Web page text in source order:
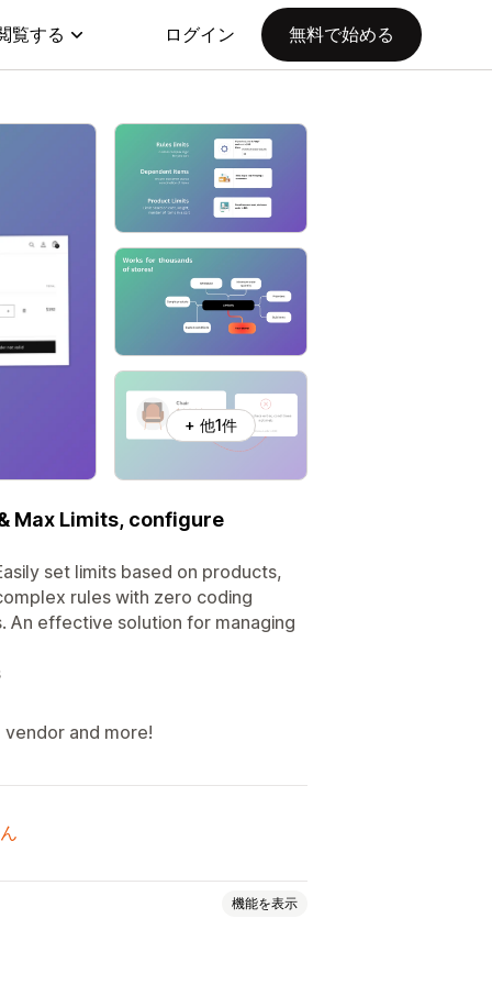
覧する ログイン 無料で始める
+ 他1件
Max Limits, configure
set limits based on products,
rules with zero coding
An effective solution for managing
and more!
機能を表示